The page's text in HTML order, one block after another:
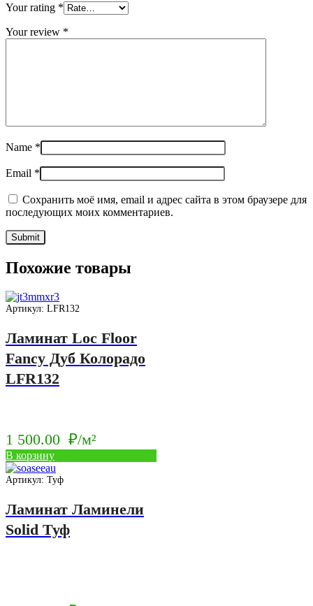
Your rating *
Your review *
Name *
Email *
Сохранить моё имя, email и адрес сайта в этом браузере для
последующих моих комментариев.
Похожие товары
Артикул: LFR132
Ламинат Loc Floor
Fancy Дуб Колорадо
LFR132
1 500.00 ₽/м²
В корзину
Артикул: Туф
Ламинат Ламинели
Solid Туф